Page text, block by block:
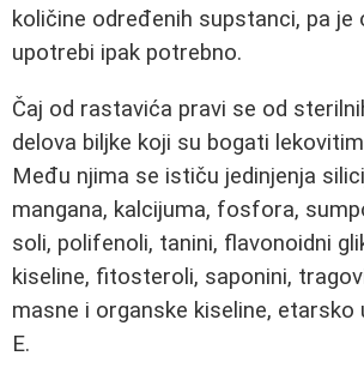
količine određenih supstanci, pa je
upotrebi ipak potrebno.
Čaj od rastavića pravi se od
delova biljke koji su bogati
Među njima se ističu jedinjenja
mangana, kalcijuma, fosfora,
soli, polifenoli, tanini, flavonoidni
kiseline, fitosteroli, saponini,
masne i organske kiseline, etarsko
E.